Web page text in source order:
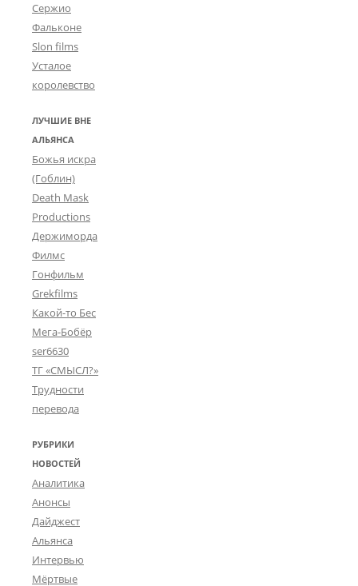
Сержио
Фальконе
Slon films
Усталое
королевство
ЛУЧШИЕ ВНЕ
АЛЬЯНСА
Божья искра
(Гоблин)
Death Mask
Productions
Держиморда
Филмс
Гонфильм
Grekfilms
Какой-то Бес
Мега-Бобёр
ser6630
ТГ «СМЫСЛ?»
Трудности
перевода
РУБРИКИ
НОВОСТЕЙ
Аналитика
Анонсы
Дайджест
Альянса
Интервью
Мёртвые